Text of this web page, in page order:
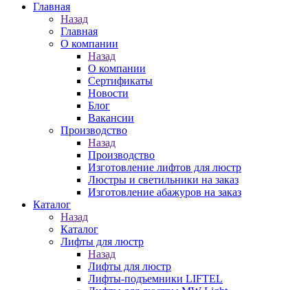
Главная
Назад
Главная
О компании
Назад
О компании
Сертификаты
Новости
Блог
Вакансии
Производство
Назад
Производство
Изготовление лифтов для люстр
Люстры и светильники на заказ
Изготовление абажуров на заказ
Каталог
Назад
Каталог
Лифты для люстр
Назад
Лифты для люстр
Лифты-подъемники LIFTEL